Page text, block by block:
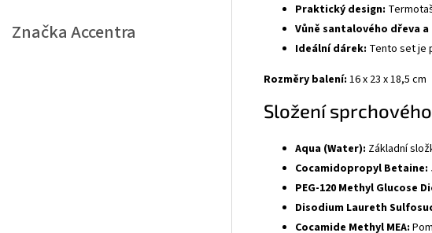
ZnačkaAccentra
Praktický design:
Vůně santalového dřeva a
Ideální dárek: Tento set je
Rozměry balení: 16 x 23 x 18,5 cm
Složení
Aqua (Water): Základní
Cocamidopropyl Betaine:
PEG-120 Methyl Glucose
Disodium Laureth
Cocamide Methyl MEA: